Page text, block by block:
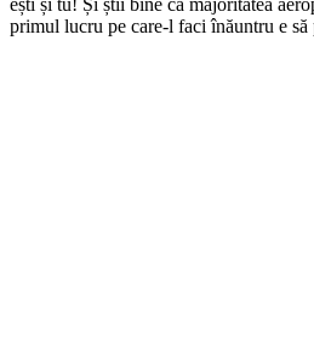
primul lucru pe care-l faci înăuntru e să